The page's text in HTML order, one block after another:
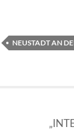
NEUSTADT AN